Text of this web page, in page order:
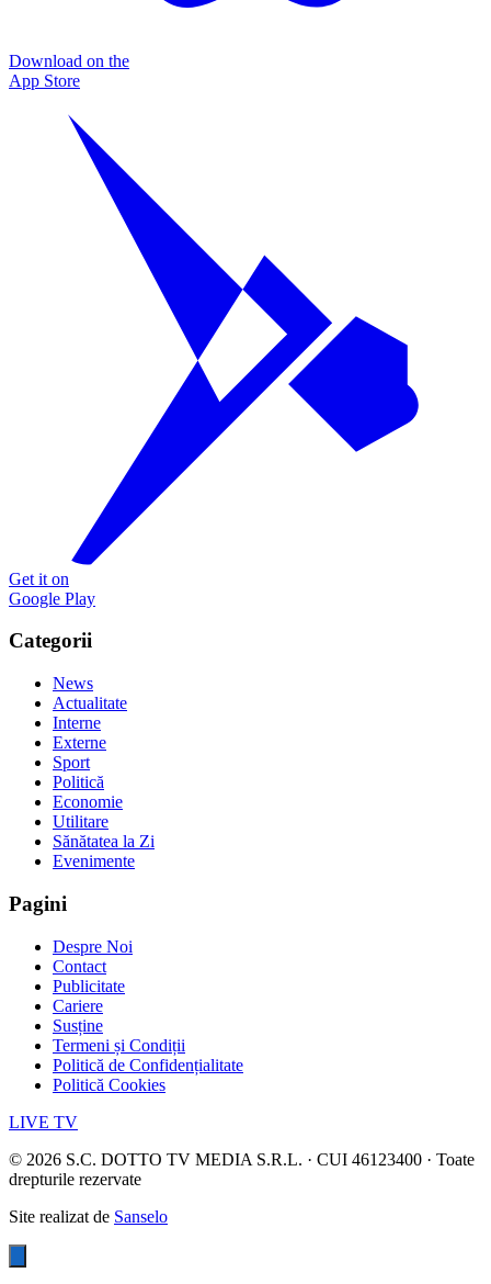
Download on the
App Store
Get it on
Google Play
Categorii
News
Actualitate
Interne
Externe
Sport
Politică
Economie
Utilitare
Sănătatea la Zi
Evenimente
Pagini
Despre Noi
Contact
Publicitate
Cariere
Susține
Termeni și Condiții
Politică de Confidențialitate
Politică Cookies
LIVE TV
© 2026 S.C. DOTTO TV MEDIA S.R.L. · CUI 46123400 · Toate
drepturile rezervate
Site realizat de Sanselo